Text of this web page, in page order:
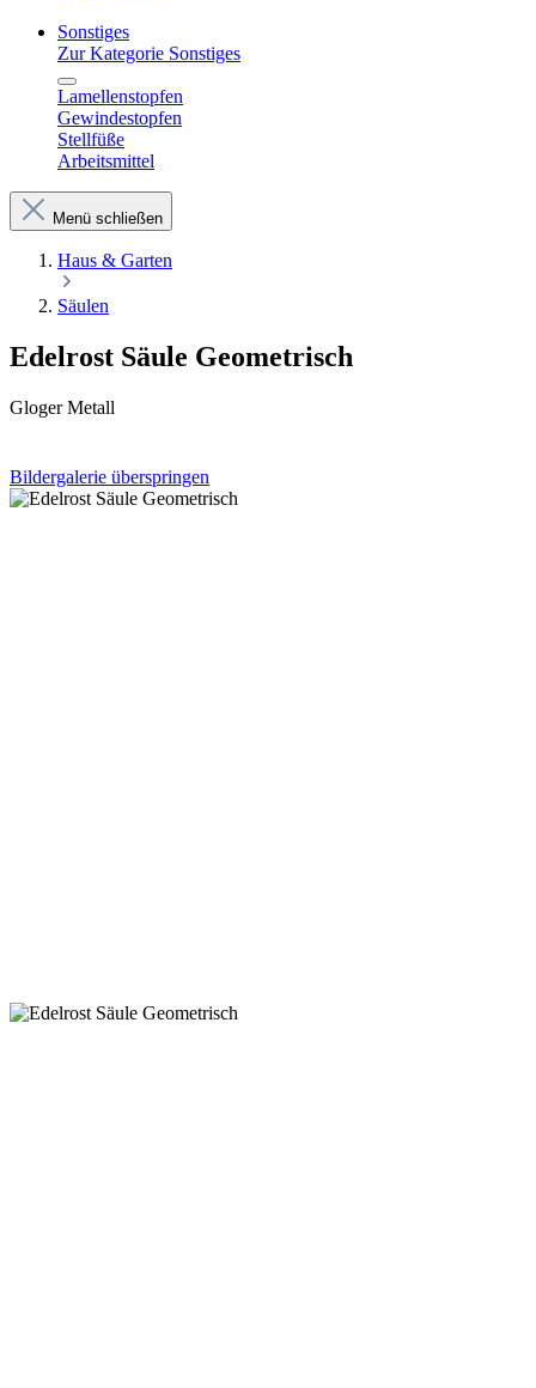
Sonstiges
Zur Kategorie Sonstiges
Lamellenstopfen
Gewindestopfen
Stellfüße
Arbeitsmittel
Menü schließen
Haus & Garten
Säulen
Edelrost Säule Geometrisch
Gloger Metall
Bildergalerie überspringen